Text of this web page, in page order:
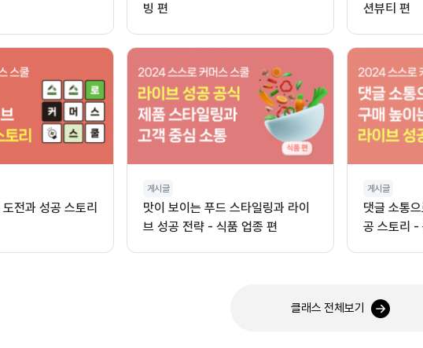
빙 편
션뷰티 편
전과 성공 스토리
게시글
맛이 보이는 푸드 스타일링과 라이
브 성공 전략 - 식품 업종 편
게시글
댓글 소통
공 스토리 -
클래스 전체보기